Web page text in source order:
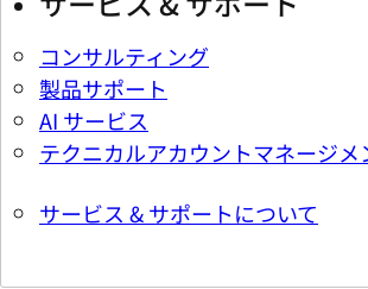
コンサルティング
製品サポート
AI サービス
テクニカルアカウントマネージメ
サービス & サポートについて